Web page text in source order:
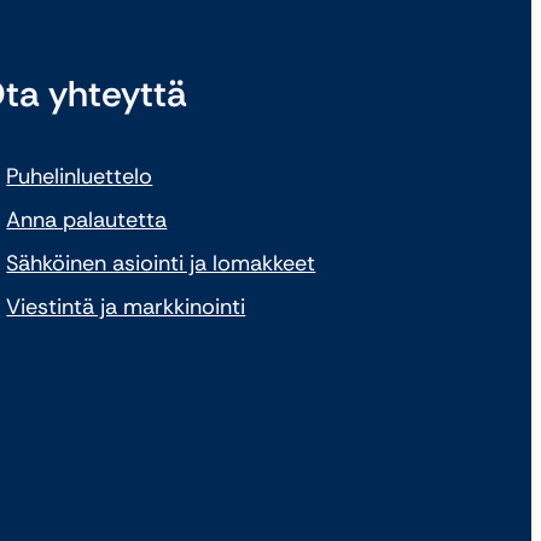
yhteyttä
Puhelinluettelo
Anna palautetta
Sähköinen asiointi ja lomakkeet
Viestintä ja markkinointi